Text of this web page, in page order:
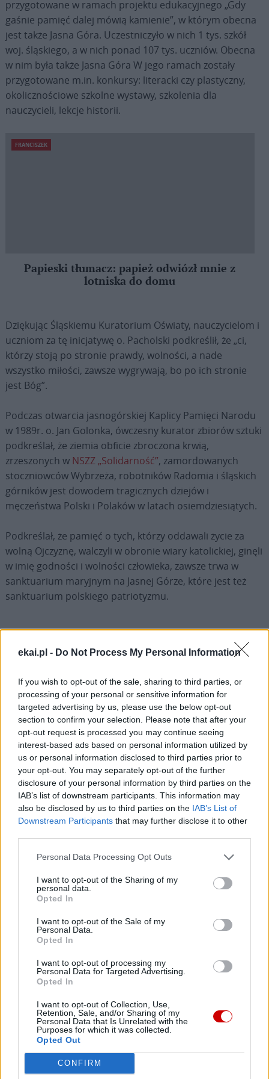
ekai.pl - Do Not Process My Personal Information
If you wish to opt-out of the sale, sharing to third parties, or
processing of your personal or sensitive information for
targeted advertising by us, please use the below opt-out
section to confirm your selection. Please note that after your
opt-out request is processed you may continue seeing
interest-based ads based on personal information utilized by
us or personal information disclosed to third parties prior to
your opt-out. You may separately opt-out of the further
disclosure of your personal information by third parties on the
IAB’s list of downstream participants. This information may
also be disclosed by us to third parties on the IAB’s List of
Downstream Participants that may further disclose it to other
Personal Data Processing Opt Outs
I want to opt-out of the Sharing of my
personal data.
Opted In
I want to opt-out of the Sale of my
Personal Data.
Opted In
I want to opt-out of processing my
Personal Data for Targeted Advertising.
Opted In
I want to opt-out of Collection, Use,
Retention, Sale, and/or Sharing of my
Personal Data that Is Unrelated with the
Purposes for which it was collected.
Opted Out
CONFIRM
przygotowane w ramach projektu edukacyjnego „Gdy
gaśnie pamięć dalej mówią kamienie”, w którym obecna
jest także Jasna Góra. Uczestniczyło w nich 1 tys. szkół
woj. śląskiego, a w nich ponad 107 tys. uczniów. Obecna
w nim była także Jasna Góra W jego ramach zostały
przygotowane m.in. konkursy: literacki czy plastyczny,
okolicznościowe szkolne wystawy, szkolenia dla
nauczycieli, lekcje historii.
FRANCISZEK
Papieski tłumacz: papież odwiózł mnie z
lotniska do domu
Dziękując Śląskiemu Kuratorium Oświaty, nauczycielom i
uczniom za tę inicjatywę o. Pacholski podkreślił, że „ci,
którzy stoją po stronie prawdy, wolności, a nade
wszystko miłości, zawsze wygrywają, bo po ich stronie
jest Bóg”.
Podczas otwarcia jasnogórskiej Kaplicy Pamięci Narodu
w 1989r. o. Jan Golonka, ówczesny kurator zbiorów sztuki
podkreślał, że ziemia obficie zbroczona krwią,
zrzeszonych w NSZZ „Solidarność”, zamordowanych
stoczniowców Wybrzeża, robotników Radomia i śląskich
górników jest dowodem tragicznych dziejów i
męczeństwa Polski i Polaków w latach osiemdziesiątych.
Podkreślał, że pamięć o tych, którzy oddawali życie za
wolną Ojczyznę, walczyli w obronie wiary katolickiej, ginęli
w imię godności i wolności człowieka, zawsze trwa w
sanktuarium maryjnym na Jasnej Górze, które jest też
sanktuarium polskiego patriotyzmu.
cieszymy się, że odwiedzasz nasz portal. Jesteśmy
tu dla Ciebie!
Każdego dnia publikujemy najważniejsze
informacje z życia Kościoła w Polsce i na świecie.
Jednak bez Twojej pomocy sprostanie temu
zadaniu będzie coraz trudniejsze.
Dlatego prosimy Cię o wsparcie portalu eKAI.pl za
pośrednictwem serwisu Patronite.
Dzięki Tobie będziemy mogli realizować naszą
misję. Więcej informacji znajdziesztutaj.
Facebook
TwitterMessengerWhatsApp Print
Wersja do druku
ANDRZEJ DUDA JASNA GÓRA
KOPALNIA WUJEK
O. SAMUEL PACHOLSKI STAN WOJENNY